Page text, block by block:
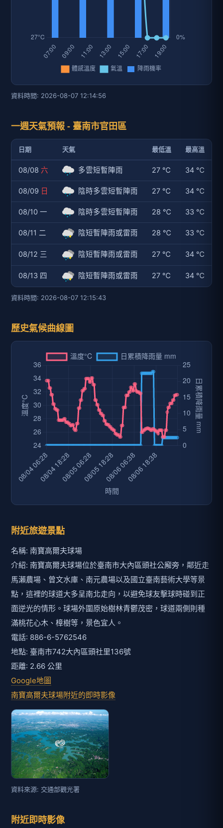
資料時間: 2026-08-07 12:14:56
一週天氣預報 - 臺南市官田區
日期 天氣 最低溫 最高溫
08/08 六 多雲短暫陣雨 27 ℃ 34 ℃
08/09 日 陰時多雲短暫陣雨 27 ℃ 34 ℃
08/10 一 陰時多雲短暫陣雨 28 ℃ 33 ℃
08/11 二 陰短暫陣雨或雷雨 28 ℃ 33 ℃
08/12 三 陰短暫陣雨或雷雨 27 ℃ 34 ℃
08/13 四 陰短暫陣雨或雷雨 27 ℃ 34 ℃
資料時間: 2026-08-07 12:15:43
歷史氣候曲線圖
附近旅遊景點
名稱: 南寶高爾夫球場
介紹: 南寶高爾夫球場位於臺南市大內區頭社公廨旁，鄰近走
馬瀨農場、曾文水庫、南元農場以及國立臺南藝術大學等景
點，這裡的球道大多呈南北走向，以避免球友擊球時碰到正
面逆光的情形。球場外圍原始樹林青鬱茂密，球道兩側則種
滿桃花心木、樟樹等，景色宜人。
電話: 886-6-5762546
地點: 臺南市742大內區頭社里136號
距離: 2.66 公里
Google地圖
南寶高爾夫球場附近的即時影像
資料來源: 交通部觀光署
附近即時影像